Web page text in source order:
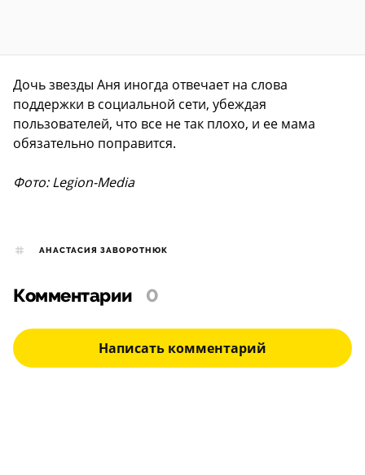
Дочь звезды Аня иногда отвечает на слова
поддержки в социальной сети, убеждая
пользователей, что все не так плохо, и ее мама
обязательно поправится.
Фото: Legion-Media
АНАСТАСИЯ ЗАВОРОТНЮК
Комментарии 0
Написать комментарий